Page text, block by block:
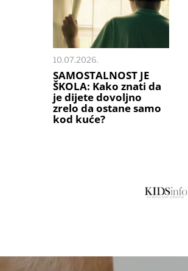
10.07.2026.
SAMOSTALNOST JE
ŠKOLA: Kako znati da
je dijete dovoljno
zrelo da ostane samo
kod kuće?